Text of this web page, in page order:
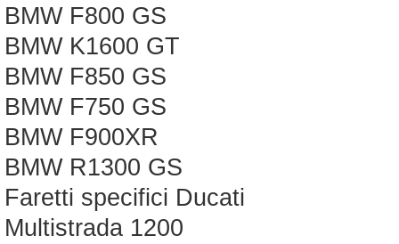
BMW F800 GS
BMW K1600 GT
BMW F850 GS
BMW F750 GS
BMW F900XR
BMW R1300 GS
Faretti specifici Ducati
Multistrada 1200